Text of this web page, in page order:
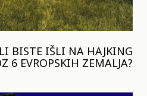
BISTE IŠLI NA HAJKING
6 EVROPSKIH ZEMALJA?